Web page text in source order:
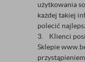
użytkowania
każdej takiej
polecić
3. Klienci
Sklepie